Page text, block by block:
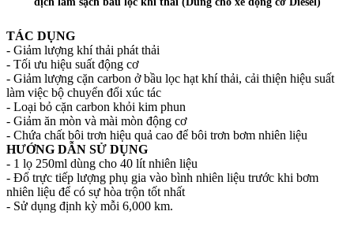
TÁC DỤNG
- Giảm lượng khí thải phát thải
- Tối ưu hiệu suất động cơ
- Giảm lượng cặn carbon ở bầu lọc hạt khí thải, cải thiện hiệu suất
làm việc bộ chuyển đổi xúc tác
- Loại bỏ cặn carbon khỏi kim phun
- Giảm ăn mòn và mài mòn động cơ
- Chứa chất bôi trơn hiệu quả cao để bôi trơn bơm nhiên liệu
HƯỚNG DẪN SỬ DỤNG
- 1 lọ 250ml dùng cho 40 lít nhiên liệu
- Đổ trực tiếp lượng phụ gia vào bình nhiên liệu trước khi bơm
nhiên liệu để có sự hòa trộn tốt nhất
- Sử dụng định kỳ mỗi 6,000 km.